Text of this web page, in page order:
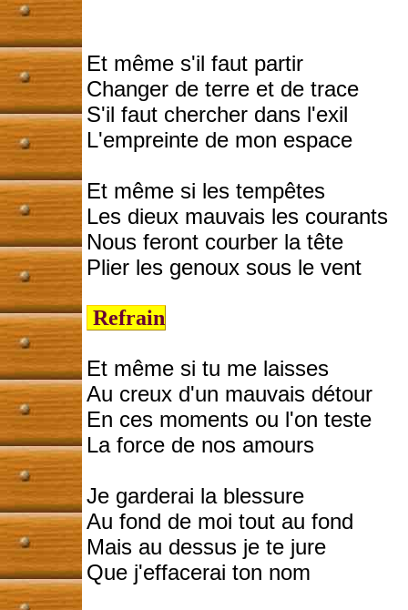
Et même s'il faut partir
Changer de terre et de trace
S'il faut chercher dans l'exil
L'empreinte de mon espace
Et même si les tempêtes
Les dieux mauvais les courants
Nous feront courber la tête
Plier les genoux sous le vent
Refrain
Et même si tu me laisses
Au creux d'un mauvais détour
En ces moments ou l'on teste
La force de nos amours
Je garderai la blessure
Au fond de moi tout au fond
Mais au dessus je te jure
Que j'effacerai ton nom